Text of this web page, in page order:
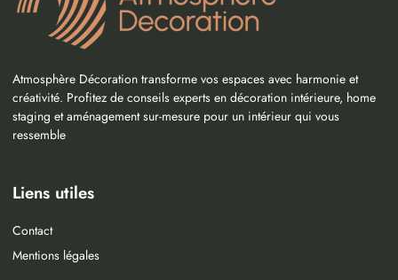
Atmosphère Décoration transforme vos espaces avec harmonie et
créativité. Profitez de conseils experts en décoration intérieure, home
staging et aménagement sur-mesure pour un intérieur qui vous
ressemble
Liens utiles
Contact
Mentions légales